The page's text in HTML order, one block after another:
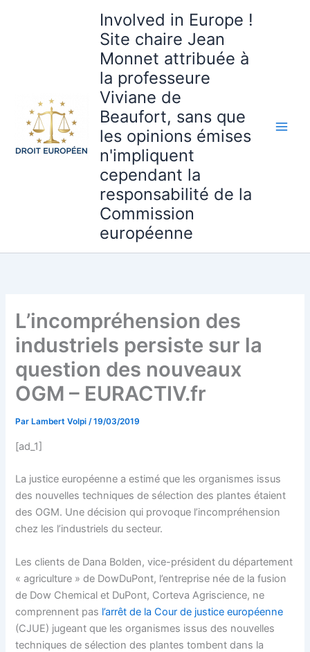
Involved in Europe !
Site chaire Jean
Monnet attribuée à
la professeure
Viviane de
Beaufort, sans que
les opinions émises
n'impliquent
cependant la
responsabilité de la
Commission
européenne
L’incompréhension des
industriels persiste sur la
question des nouveaux
OGM – EURACTIV.fr
Par Lambert Volpi/19/03/2019
[ad_1]
La justice européenne a estimé que les organismes issus
des nouvelles techniques de sélection des plantes étaient
des OGM. Une décision qui provoque l’incompréhension
chez les l’industriels du secteur.
Les clients de Dana Bolden, vice-président du département
« agriculture » de DowDuPont, l’entreprise née de la fusion
de Dow Chemical et DuPont, Corteva Agriscience, ne
comprennent pas l’arrêt de la Cour de justice européenne
(CJUE) jugeant que les organismes issus des nouvelles
techniques de sélection des plantes tombent dans la